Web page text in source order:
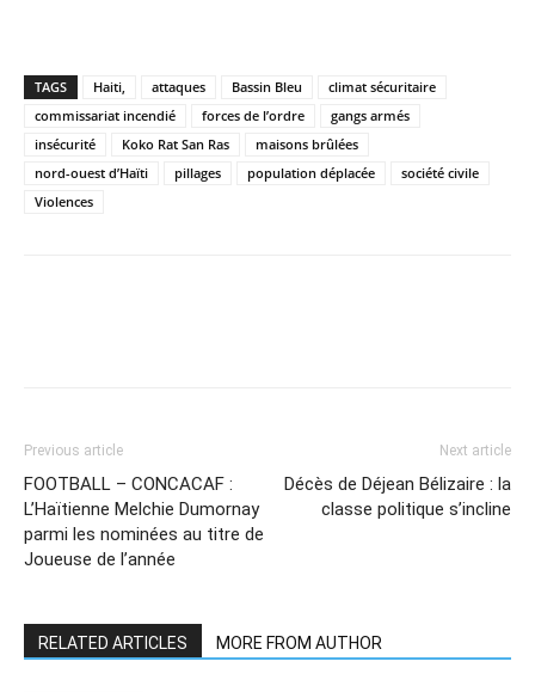
TAGS Haiti, attaques Bassin Bleu
climat sécuritaire
commissariat incendié
forces de l’ordre
gangs armés
insécurité
Koko Rat San Ras
maisons brûlées
nord-ouest d’Haïti
pillages population déplacée
société civile
Violences
Previous article
FOOTBALL – CONCACAF :
L’Haïtienne Melchie Dumornay
parmi les nominées au titre de
Joueuse de l’année
Next article
Décès de Déjean Bélizaire : la
classe politique s’incline
RELATED ARTICLES MORE FROM AUTHOR